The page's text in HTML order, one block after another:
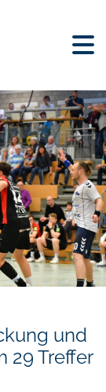
und
29 Treffer